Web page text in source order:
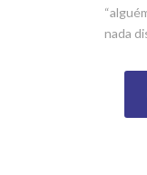
nada